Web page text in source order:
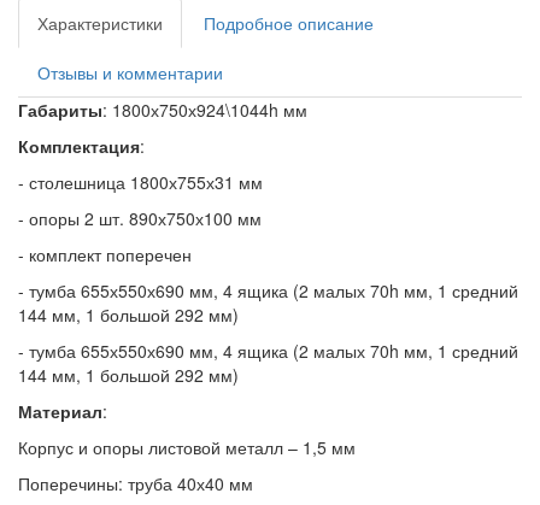
Характеристики Подробное описание
Отзывы и комментарии
Габариты: 1800х750х924\1044h мм
Комплектация:
- столешница 1800х755х31 мм
- опоры 2 шт. 890х750х100 мм
- комплект поперечен
- тумба 655х550х690 мм, 4 ящика (2 малых 70h мм, 1 средний
144 мм, 1 большой 292 мм)
- тумба 655х550х690 мм, 4 ящика (2 малых 70h мм, 1 средний
144 мм, 1 большой 292 мм)
Материал:
Корпус и опоры листовой металл – 1,5 мм
Поперечины: труба 40х40 мм